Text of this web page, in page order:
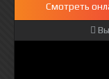
Смотреть